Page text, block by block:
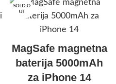
SOLD O
UT
MagSafe magnetna
baterija 5000mAh
za iPhone 14